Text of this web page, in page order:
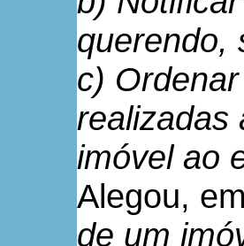
querendo,
c)
realizadas
imóvel ao
Alegou,
de um